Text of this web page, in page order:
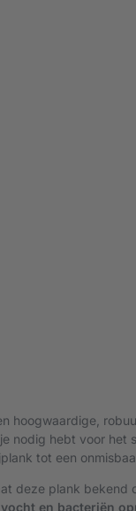
hoogwaardige,
nodig hebt voor
tot een
deze plank bekend
en bacteriën